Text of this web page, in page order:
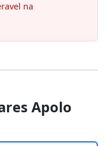
na
Apolo